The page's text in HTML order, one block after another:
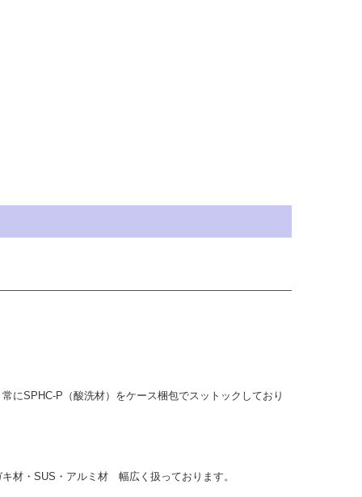
にSPHC-P（酸洗材）をケース梱包でスットックしており
材・SUS・アルミ材 幅広く扱っております。